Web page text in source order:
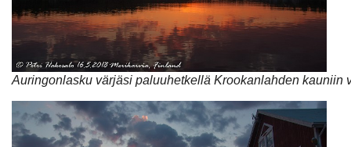
Auringonlasku värjäsi paluuhetkellä Krookanlahden kauniin